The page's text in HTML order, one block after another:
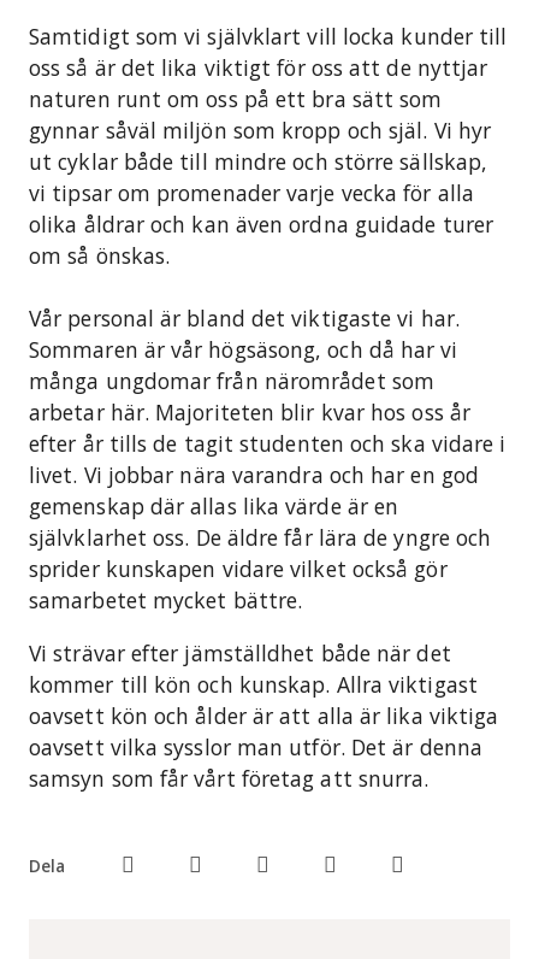
Samtidigt som vi självklart vill locka kunder till
oss så är det lika viktigt för oss att de nyttjar
naturen runt om oss på ett bra sätt som
gynnar såväl miljön som kropp och själ. Vi hyr
ut cyklar både till mindre och större sällskap,
vi tipsar om promenader varje vecka för alla
olika åldrar och kan även ordna guidade turer
om så önskas.
Vår personal är bland det viktigaste vi har.
Sommaren är vår högsäsong, och då har vi
många ungdomar från närområdet som
arbetar här. Majoriteten blir kvar hos oss år
efter år tills de tagit studenten och ska vidare i
livet. Vi jobbar nära varandra och har en god
gemenskap där allas lika värde är en
självklarhet oss. De äldre får lära de yngre och
sprider kunskapen vidare vilket också gör
samarbetet mycket bättre.
Vi strävar efter jämställdhet både när det
kommer till kön och kunskap. Allra viktigast
oavsett kön och ålder är att alla är lika viktiga
oavsett vilka sysslor man utför. Det är denna
samsyn som får vårt företag att snurra.
Dela